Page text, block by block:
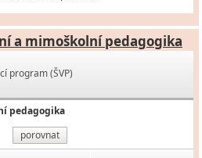
a mimoškolní pedagogika
program (ŠVP)
pedagogika
porovnat